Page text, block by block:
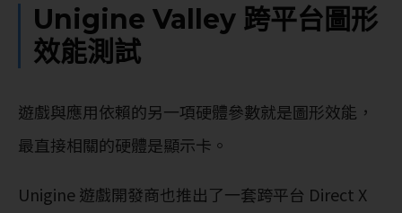
Unigine Valley 跨平台圖形
效能測試
遊戲與應用依賴的另一項硬體參數就是圖形效能，
最直接相關的硬體是顯示卡。
Unigine 遊戲開發商也推出了一套跨平台 Direct X